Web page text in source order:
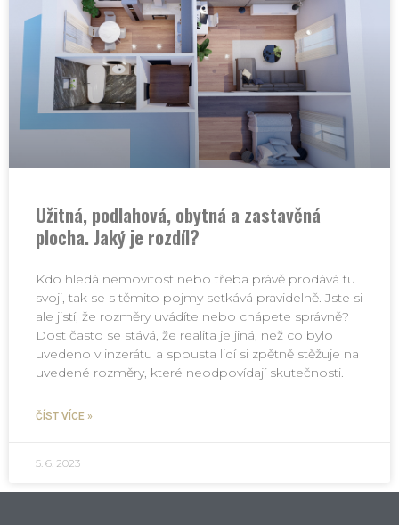
Užitná, podlahová, obytná a zastavěná
plocha. Jaký je rozdíl?
Kdo hledá nemovitost nebo třeba právě prodává tu
svoji, tak se s těmito pojmy setkává pravidelně. Jste si
ale jistí, že rozměry uvádíte nebo chápete správně?
Dost často se stává, že realita je jiná, než co bylo
uvedeno v inzerátu a spousta lidí si zpětně stěžuje na
uvedené rozměry, které neodpovídají skutečnosti.
ČÍST VÍCE »
5. 6. 2023